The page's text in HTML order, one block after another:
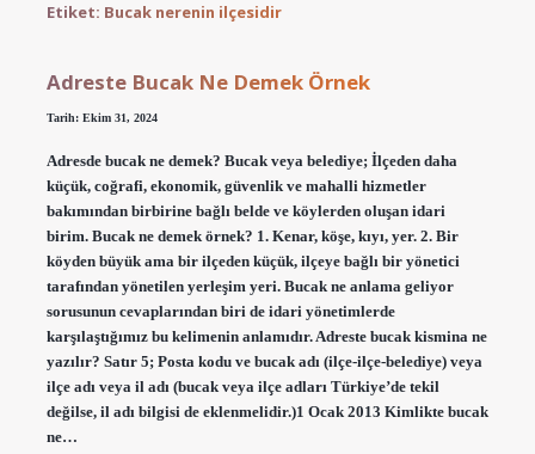
Etiket: Bucak nerenin ilçesidir
Adreste Bucak Ne Demek Örnek
Tarih: Ekim 31, 2024
Adresde bucak ne demek? Bucak veya belediye; İlçeden daha
küçük, coğrafi, ekonomik, güvenlik ve mahalli hizmetler
bakımından birbirine bağlı belde ve köylerden oluşan idari
birim. Bucak ne demek örnek? 1. Kenar, köşe, kıyı, yer. 2. Bir
köyden büyük ama bir ilçeden küçük, ilçeye bağlı bir yönetici
tarafından yönetilen yerleşim yeri. Bucak ne anlama geliyor
sorusunun cevaplarından biri de idari yönetimlerde
karşılaştığımız bu kelimenin anlamıdır. Adreste bucak kismina ne
yazılır? Satır 5; Posta kodu ve bucak adı (ilçe-ilçe-belediye) veya
ilçe adı veya il adı (bucak veya ilçe adları Türkiye’de tekil
değilse, il adı bilgisi de eklenmelidir.)1 Ocak 2013 Kimlikte bucak
ne…